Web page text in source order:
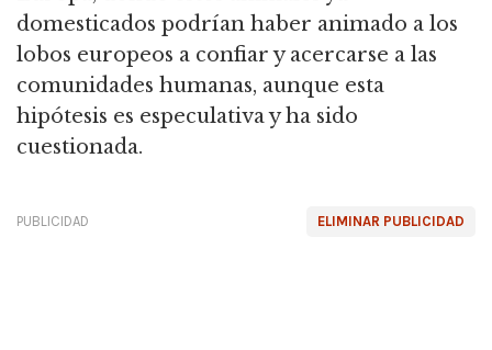
domesticados podrían haber animado a los
lobos europeos a confiar y acercarse a las
comunidades humanas, aunque esta
hipótesis es especulativa y ha sido
cuestionada.
ELIMINAR PUBLICIDAD
PUBLICIDAD